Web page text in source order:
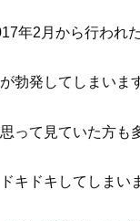
年2月から行われ
勃発してしまいま
思って見ていた方
キドキしてしまい